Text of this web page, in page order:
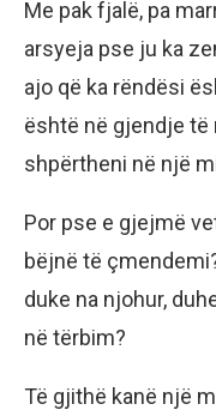
Me pak fjalë, pa
arsyeja pse ju ka
ajo që ka rëndësi
është në gjendje të
shpërtheni në një
Por pse e gjejmë
bëjnë të
duke na njohur,
në tërbim?
Të gjithë kanë një